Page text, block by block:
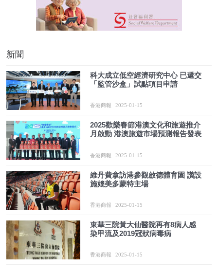
新聞
科大成立低空經濟研究中心 已遞交
「監管沙盒」試點項目申請
香港商報 2025-01-15
2025歡樂春節港澳文化和旅遊推介
月啟動 港澳旅遊市場預測報告發表
香港商報 2025-01-15
維丹費拿訪港參觀啟德體育園 讚設
施媲美多蒙特主場
香港商報 2025-01-15
東華三院黃大仙醫院再有8病人感
染甲流及2019冠狀病毒病
香港商報 2025-01-15